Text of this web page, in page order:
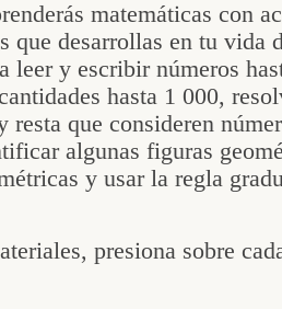
matemáticas con
que desarrollas en tu vida
leer y escribir números
hasta 1 000,
resta que consideren
algunas figuras
y usar la regla
presiona sobre